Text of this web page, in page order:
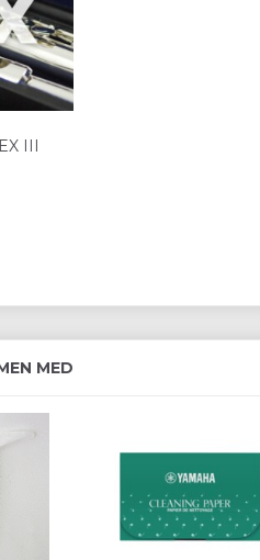
III
MED